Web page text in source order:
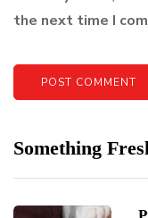
the next time I
Something